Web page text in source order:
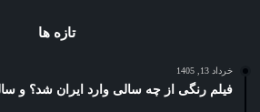
تازه ها
خرداد 13, 1405
فیلم رنگی از چه سالی وارد ایران شد؟ و